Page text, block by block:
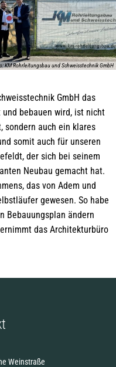
KM Rohrleitungsbau und Schweisstechnik GmbH
GmbH das
bebauen wird, ist nicht
sondern auch ein klares
somit auch für unseren
der sich bei seinem
Neubau gemacht hat.
das von Adem und
gewesen. So habe
Bebauungsplan ändern
das Architekturbüro
Weinstraße